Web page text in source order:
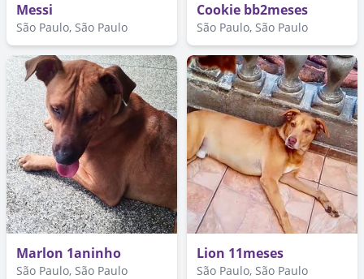
Messi
São Paulo, São Paulo
Cookie bb2meses
São Paulo, São Paulo
Marlon 1aninho
São Paulo, São Paulo
Lion 11meses
São Paulo, São Paulo